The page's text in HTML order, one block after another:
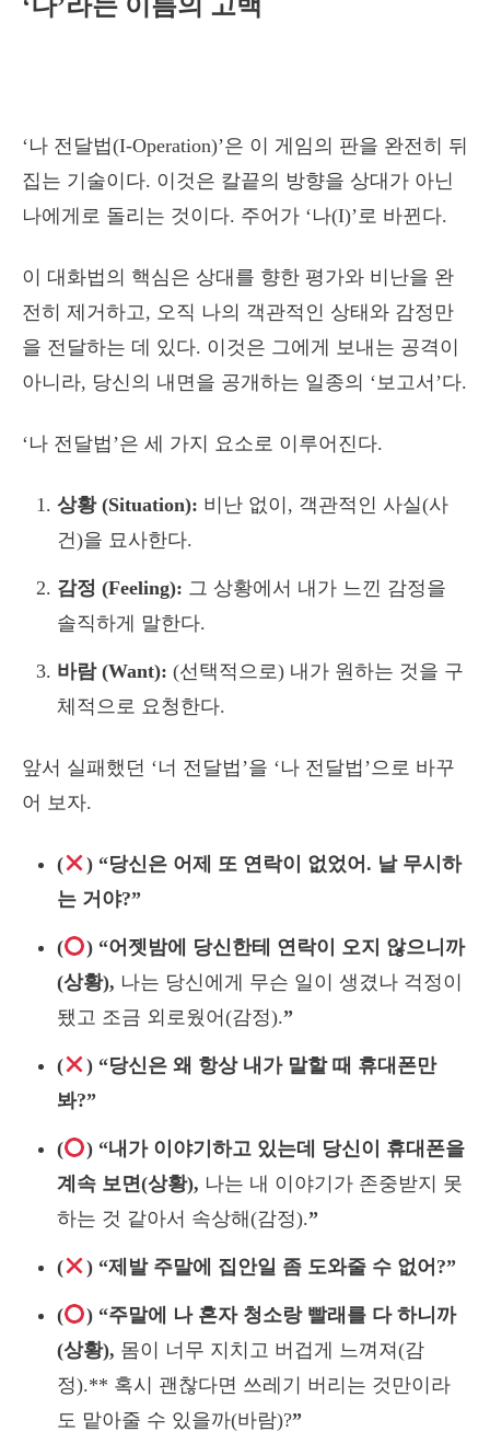
‘나 전달법(I-Operation)’은 이 게임의 판을 완전히 뒤
집는 기술이다. 이것은 칼끝의 방향을 상대가 아닌
나에게로 돌리는 것이다. 주어가 ‘나(I)’로 바뀐다.
이 대화법의 핵심은 상대를 향한 평가와 비난을 완
전히 제거하고, 오직 나의 객관적인 상태와 감정만
을 전달하는 데 있다. 이것은 그에게 보내는 공격이
아니라, 당신의 내면을 공개하는 일종의 ‘보고서’다.
‘나 전달법’은 세 가지 요소로 이루어진다.
상황 (Situation): 비난 없이, 객관적인 사실(사
건)을 묘사한다.
감정 (Feeling): 그 상황에서 내가 느낀 감정을
솔직하게 말한다.
바람 (Want): (선택적으로) 내가 원하는 것을 구
체적으로 요청한다.
앞서 실패했던 ‘너 전달법’을 ‘나 전달법’으로 바꾸
어 보자.
(
) “당신은 어제 또 연락이 없었어. 날 무시하
는 거야?”
(
) “어젯밤에 당신한테 연락이 오지 않으니까
(상황), 나는 당신에게 무슨 일이 생겼나 걱정이
됐고 조금 외로웠어(감정).”
(
) “당신은 왜 항상 내가 말할 때 휴대폰만
봐?”
(
) “내가 이야기하고 있는데 당신이 휴대폰을
계속 보면(상황), 나는 내 이야기가 존중받지 못
하는 것 같아서 속상해(감정).”
( ) “제발 주말에 집안일 좀 도와줄 수 없어?”
(
) “주말에 나 혼자 청소랑 빨래를 다 하니까
(상황), 몸이 너무 지치고 버겁게 느껴져(감
정).** 혹시 괜찮다면 쓰레기 버리는 것만이라
도 맡아줄 수 있을까(바람)?”